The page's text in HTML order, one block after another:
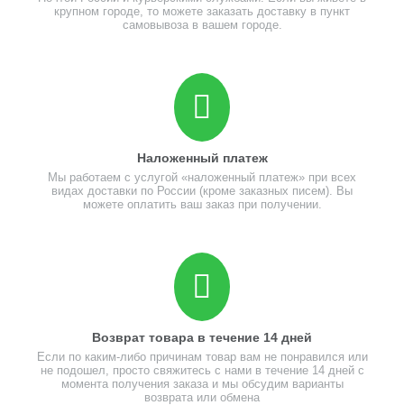
крупном городе, то можете заказать доставку в пункт
самовывоза в вашем городе.
Наложенный платеж
Мы работаем с услугой «наложенный платеж» при всех
видах доставки по России (кроме заказных писем). Вы
можете оплатить ваш заказ при получении.
Возврат товара в течение 14 дней
Если по каким-либо причинам товар вам не понравился или
не подошел, просто свяжитесь с нами в течение 14 дней с
момента получения заказа и мы обсудим варианты
возврата или обмена